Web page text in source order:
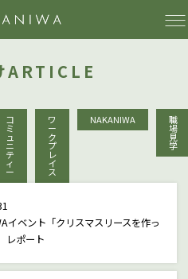
ARTICLE
コ
ミ
ュ
ニ
テ
ィ
ー
ワ
ー
ク
プ
レ
イ
ス
NAKANIWA 職
場
見
学
イベント「クリスマスリースを作っ
レポート